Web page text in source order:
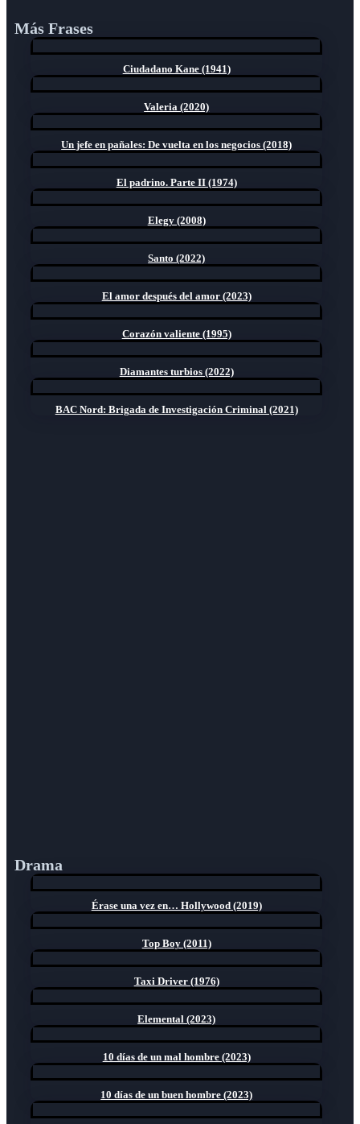
Más Frases
Ciudadano Kane (1941)
Valeria (2020)
Un jefe en pañales: De vuelta en los negocios (2018)
El padrino. Parte II (1974)
Elegy (2008)
Santo (2022)
El amor después del amor (2023)
Corazón valiente (1995)
Diamantes turbios (2022)
BAC Nord: Brigada de Investigación Criminal (2021)
Drama
Érase una vez en… Hollywood (2019)
Top Boy (2011)
Taxi Driver (1976)
Elemental (2023)
10 días de un mal hombre (2023)
10 días de un buen hombre (2023)